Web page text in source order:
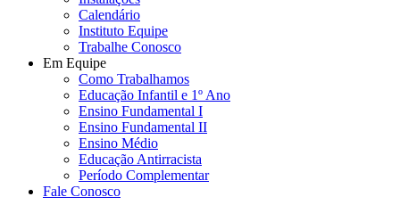
Calendário
Instituto Equipe
Trabalhe Conosco
Em Equipe
Como Trabalhamos
Educação Infantil e 1º Ano
Ensino Fundamental I
Ensino Fundamental II
Ensino Médio
Educação Antirracista
Período Complementar
Fale Conosco